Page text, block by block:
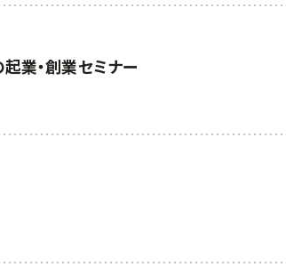
起業・創業セミナー